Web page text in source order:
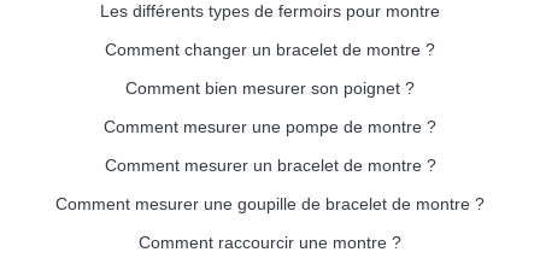
Les différents types de fermoirs pour montre
Comment changer un bracelet de montre ?
Comment bien mesurer son poignet ?
Comment mesurer une pompe de montre ?
Comment mesurer un bracelet de montre ?
Comment mesurer une goupille de bracelet de montre ?
Comment raccourcir une montre ?